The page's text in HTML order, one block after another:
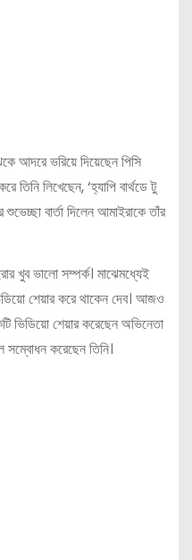
আদরে ভরিয়ে দিয়েছেন পিসি
তিনি লিখেছেন, ‘হ্যাপি বার্থডে টু
বার্তা দিলেন আমাইরাকে তাঁর
খুব ভালো সম্পর্ক। মাঝেমধ্যেই
শেয়ার করে থাকেন দেব। আজও
ভিডিয়ো শেয়ার করেছেন অভিনেতা
করেছেন তিনি।